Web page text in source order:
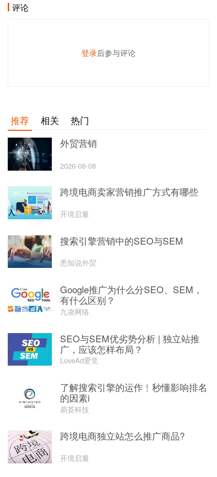
评论
登录后参与评论
推荐 相关
热门
外贸营销
2026-08-08
跨境电商卖家营销推广方式有哪些
开境启量
搜索引擎营销中的SEO与SEM
悉知说外贸
Google推广为什么分SEO、SEM，
有什么区别？
九凌网络
SEO与SEM优劣势分析 | 独立站推
广，应该怎样布局？
LoveAd爱竞
了解搜索引擎的运作﹗秒懂影响排名
的因素i
易荟科技
跨境电商独立站怎么推广商品?
开境启量